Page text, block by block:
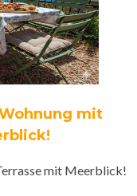
mit
mit Meerblick!